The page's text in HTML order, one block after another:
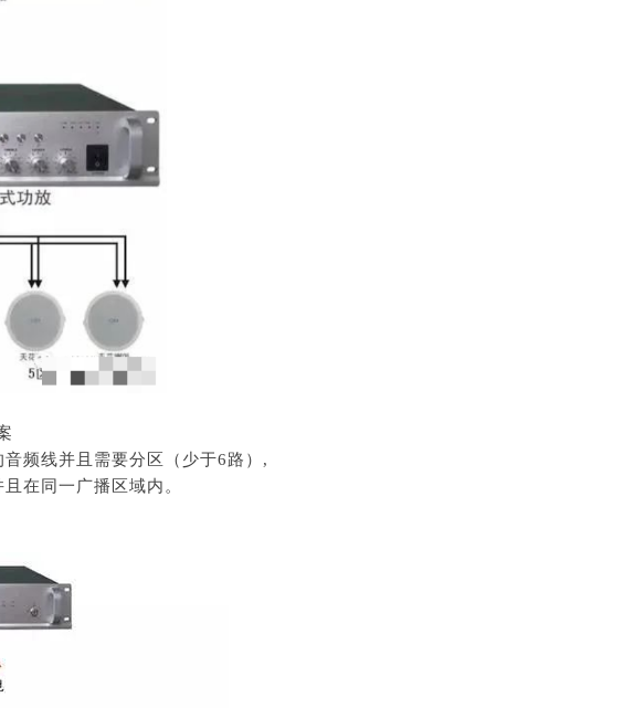
频线并且需要分区（少于6路）,
在同一广播区域内。